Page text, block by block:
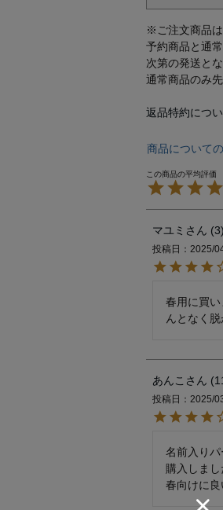
※ご注文商品は
予約商品と通
次第の発送とな
通常商品のみ
返品特約につ
商品について
マユミ 3
投稿日
2025/
春用に買
んとなく
あんこ
投稿日
2025/
名前入り
購入しまし
春向けに良